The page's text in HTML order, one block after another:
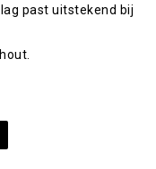
past uitstekend bij